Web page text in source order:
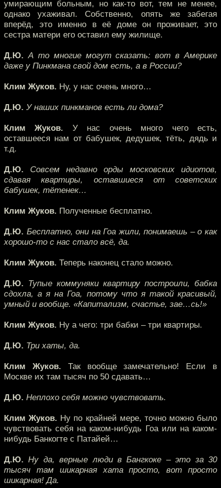
умирающим больным, но как-то вот, тем не менее,
однако ухаживал. Собственно, опять же забегая
вперёд, это именно в её доме он проживает, это
сестра матери его оставил ему жилище.
Д.Ю. А то многие могут сказать: вот в Америке
даже у Пинкмана свой дом есть, а в России?
Клим Жуков. Ну, у нас очень много…
Д.Ю. У наших пинкманов есть ли дома?
Клим Жуков. У нас очень много чего есть,
оставшееся нам от бабушек, дедушек, тёть, дядь и
т.д.
Д.Ю. Совсем недавно орды московских идиотов,
сдавая квартиры, оставшиеся от советских
бабушек, тётенек…
Клим Жуков. Полученные бесплатно.
Д.Ю. Бесплатно, они на Гоа жили, понимаешь – о как
хорошо-то с нас стало всё, да.
Клим Жуков. Теперь наконец стало можно.
Д.Ю. Тупые коммуняки квартиру построили, бабка
сдохла, а я на Гоа, потому что я такой красивый,
умный и вообще. «Капитализм, счастье, зае…сь!»
Клим Жуков. Ну а чего: три бабки – три квартиры.
Д.Ю. Три хаты, да.
Клим Жуков. Так вообще замечательно! Если в
Москве их там тысяч по 50 сдавать…
Д.Ю. Неплохо себя можно чувствовать.
Клим Жуков. Ну по крайней мере, точно можно было
чувствовать себя на каком-нибудь Гоа или на каком-
нибудь Банкогте с Патайей…
Д.Ю. Ну да, верные люди в Бангкоке – это за 30
тысяч там шикарная хата просто, вот просто
шикарная! Да.